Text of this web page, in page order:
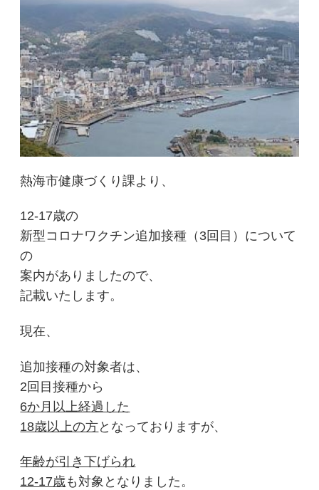
熱海市健康づくり課より、
12-17歳の
新型コロナワクチン追加接種（3回目）について
の
案内がありましたので、
記載いたします。
現在、
追加接種の対象者は、
2回目接種から
6か月以上経過した
18歳以上の方となっておりますが、
年齢が引き下げられ
12-17歳も対象となりました。